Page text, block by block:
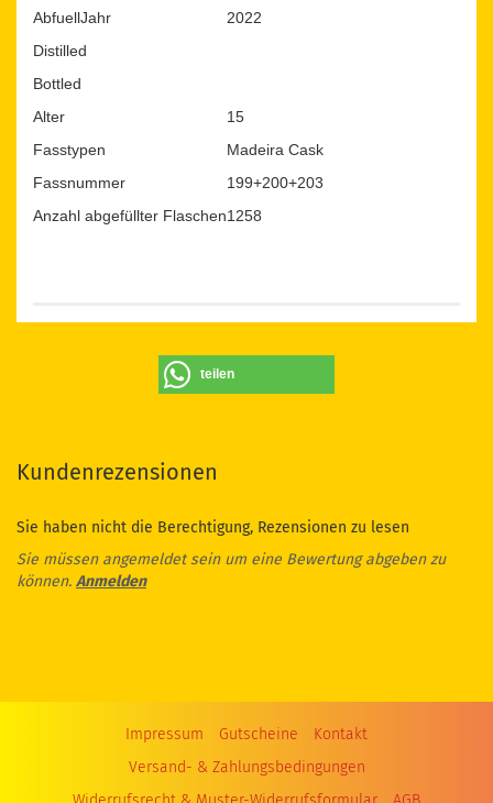
AbfuellJahr
2022
Distilled
Bottled
Alter
15
Fasstypen
Madeira Cask
Fassnummer
199+200+203
Anzahl abgefüllter Flaschen1258
teilen
Kundenrezensionen
Sie haben nicht die Berechtigung, Rezensionen zu lesen
Sie müssen angemeldet sein um eine Bewertung abgeben zu
können. Anmelden
Impressum Gutscheine
Kontakt
Versand- & Zahlungsbedingungen